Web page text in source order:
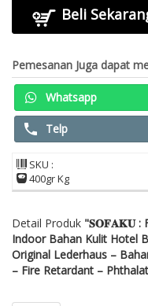
Beli
Pemesanan Juga dapat
Whatsapp
Telp
SKU :
400gr Kg
Detail Produk "𝐒𝐎𝐅𝐀𝐊𝐔 :
Indoor Bahan Kulit Hotel
Original Lederhaus –
– Fire Retardant –